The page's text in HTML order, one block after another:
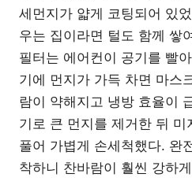
세먼지가 얇게 코팅되어 있
우는 집이라면 털도 함께 쌓
필터는 에어컨이 공기를 빨
기에 먼지가 가득 차면 마스
람이 약해지고 냉방 효율이
기로 큰 먼지를 제거한 뒤
풀어 가볍게 손세척했다. 완
착하니 찬바람이 훨씬 강하